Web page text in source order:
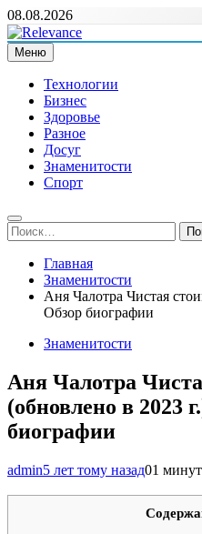
Перейти
к
содержимому
08.08.2026
Relevance
Релевантні новини — саме те,
Меню
Технологии
Бизнес
Здоровье
Разное
Досуг
Знаменитости
Спорт
Найти:
Главная
Знаменитости
Аня Чалотра Чистая
Обзор биографии
Знаменитости
Аня Чалотра
(обновлено в 2023
биографии
admin5 лет тому назад01